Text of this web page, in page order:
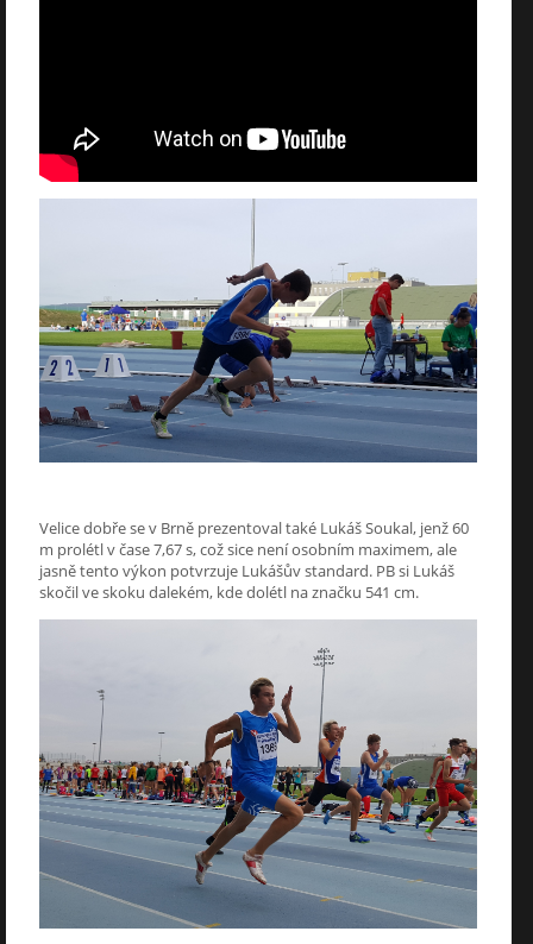
Velice dobře se v Brně prezentoval také Lukáš Soukal, jenž 60
m prolétl v čase 7,67 s, což sice není osobním maximem, ale
jasně tento výkon potvrzuje Lukášův standard. PB si Lukáš
skočil ve skoku dalekém, kde dolétl na značku 541 cm.